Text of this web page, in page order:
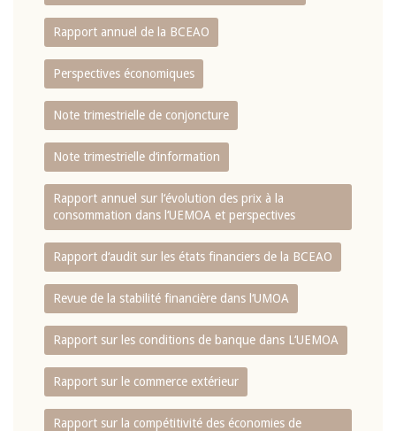
Rapport annuel de la BCEAO
Perspectives économiques
Note trimestrielle de conjoncture
Note trimestrielle d‘information
Rapport annuel sur l‘évolution des prix à la
consommation dans l‘UEMOA et perspectives
Rapport d‘audit sur les états financiers de la BCEAO
Revue de la stabilité financière dans l‘UMOA
Rapport sur les conditions de banque dans L‘UEMOA
Rapport sur le commerce extérieur
Rapport sur la compétitivité des économies de